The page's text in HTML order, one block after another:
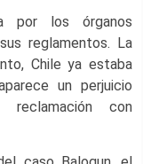
por los órganos
reglamentos. La
Chile ya estaba
un perjuicio
con